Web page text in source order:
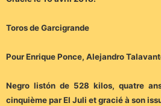
Toros de Garcigrande
Pour Enrique Ponce, Alejandro
Negro listón de 528 kilos, quatre
cinquième par El Juli et gracié à son